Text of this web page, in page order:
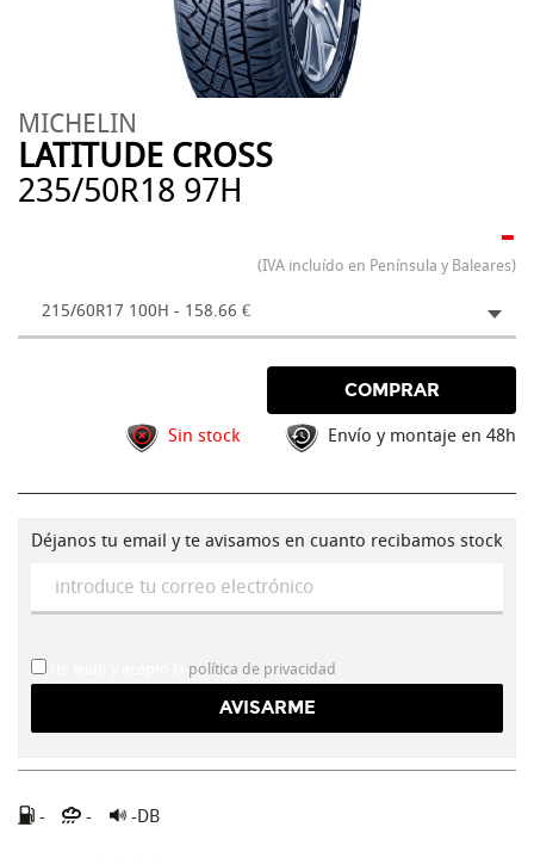
MICHELIN
LATITUDE CROSS
235/50R18 97H
-
(IVA incluído en Península y Baleares)
215/60R17 100H - 158.66 €
COMPRAR
Sin stock Envío y montaje en 48h
Déjanos tu email y te avisamos en cuanto recibamos stock
política de privacidad
- - -DB